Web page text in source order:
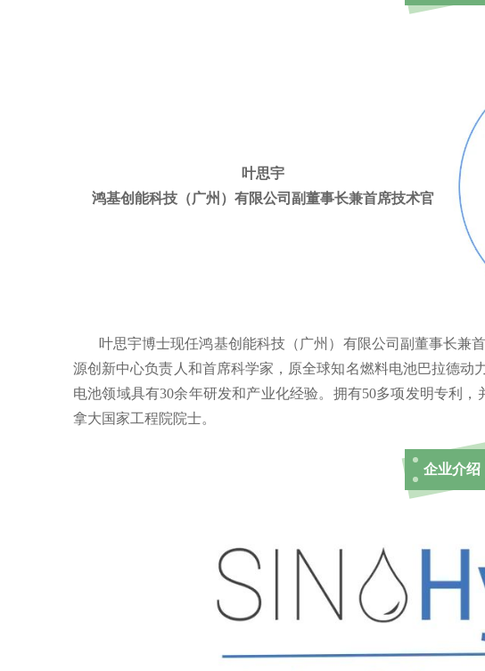
叶思宇
鸿基创能科技（广州）有限公司副董事长兼首席技术官
叶思宇博士现任鸿基创能科技（广州）有限公司副董事长兼
源创新中心负责人和首席科学家，原全球知名燃料电池巴拉德动
电池领域具有30余年研发和产业化经验。拥有50多项发明专利
拿大国家工程院院士。
企业介绍